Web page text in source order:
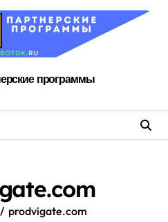
программы
prodvigate.com